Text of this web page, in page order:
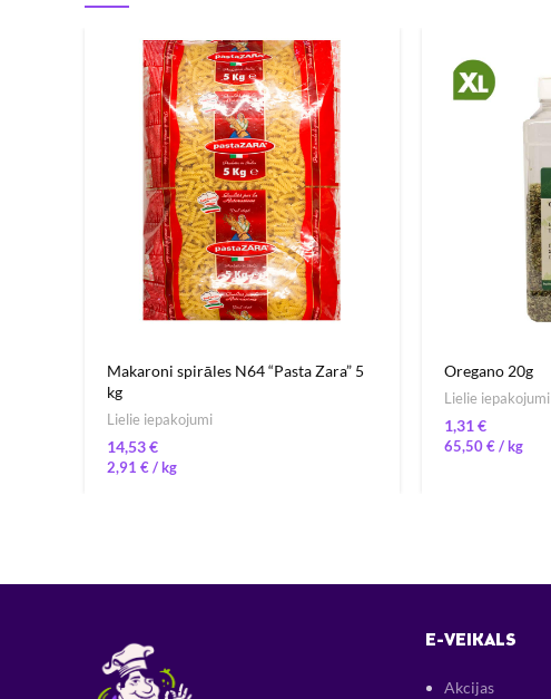
Makaroni spirāles N64 “Pasta Zara” 5
kg
Lielie iepakojumi
€
2,91 €/
Oregano 20g
Lielie iepakojumi
€
65,50€ /
E-VEIKALS
Akcijas